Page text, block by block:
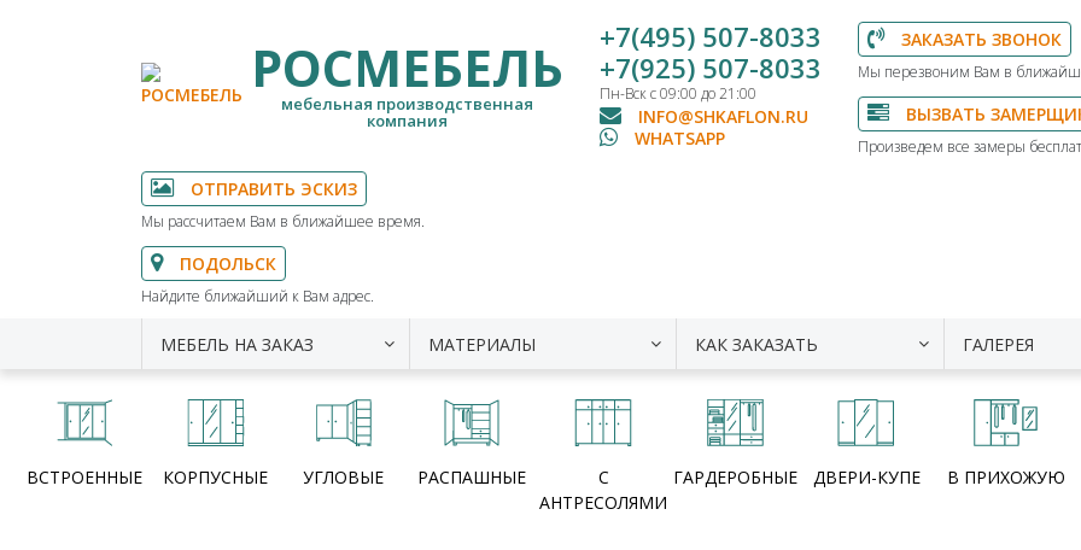
РОСМЕБЕЛЬ
мебельная производственная
компания
+7(495) 507-8033
+7(925) 507-8033
Пн-Вск с 09:00 до 21:00
INFO@SHKAFLON.RU
WHATSAPP
ЗАКАЗАТЬ ЗВОНОК
Мы перезвоним Вам в
ВЫЗВАТЬ
Произведем все замеры
ОТПРАВИТЬ ЭСКИЗ
Мы рассчитаем Вам в ближайшее время.
ПОДОЛЬСК
Найдите ближайший к Вам адрес.
МЕБЕЛЬ НА ЗАКАЗ МАТЕРИАЛЫ КАК ЗАКАЗАТЬ ГАЛЕРЕЯ
ВСТРОЕННЫЕ КОРПУСНЫЕ УГЛОВЫЕ РАСПАШНЫЕ
С
АНТРЕСОЛЯМИ
ГАРДЕРОБНЫЕ ДВЕРИ-КУПЕ В ПРИХОЖУЮ